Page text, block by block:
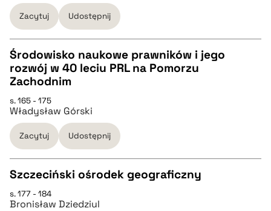
pobierz cytat
BIBTEX
pobierz cytat
Zacytuj Udostępnij
CZYSTY TEKST
pobierz cytat
BIBTEX
Środowisko naukowe prawników i jego
rozwój w 40 leciu PRL na Pomorzu
Zachodnim
s. 165 - 175
Władysław Górski
Zacytuj Udostępnij
CZYSTY TEKST
Szczeciński ośrodek geograficzny
s. 177 - 184
Bronisław Dziedziul